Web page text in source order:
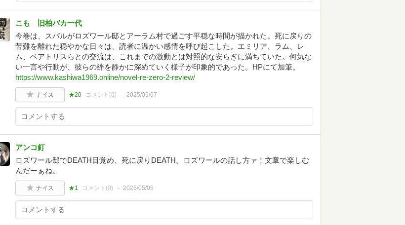
こも 旧柏バカ一代
今巻は、スバルがロズワール邸とアーラム村で過ごす平穏な時間が描かれた。死に戻りの
苦難を離れた穏やかな日々は、読者に温かい感情を呼び起こした。エミリア、ラム、レ
ム、ベアトリスらとの交流は、これまでの激動とは対照的な安らぎに満ちていた。何気な
い一言や行動が、彼らの絆を静かに深めていく様子が印象的であった。HPにて加筆。
https://www.kashiwa1969.online/novel-re-zero-2-review/
ナイス ★20 コメント(0) 2025/05/07
アンコ釘
ロズワール邸でDEATH目覚め、死に戻りDEATH。ロズワールの話し方ァ！文章で楽しむ
んだーぁね。
ナイス ★1 コメント(0) 2025/05/05